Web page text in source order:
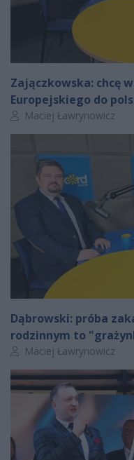
Zajączkowska: chcę
Europejskiego do
Autor artykułu:
Maciej Ławrynowicz
Dąbrowski: próba
rodzinnym to
Autor artykułu:
Maciej Ławrynowicz